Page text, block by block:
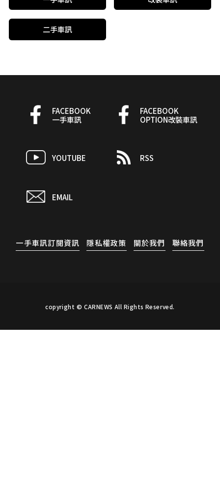
二手車訊
FACEBOOK
一手車訊
FACEBOOK
OPTION改裝車訊
YOUTUBE RSS
EMAIL
一手車訊訂閱資訊 隱私權政策 關於我們 聯絡我們
copyright © CARNEWS All Rights Reserved.